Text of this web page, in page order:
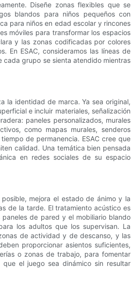
Diseñe zonas flexibles que se
blandos para niños pequeños con
para niños en edad escolar y rincones
móviles para transformar los espacios
y las zonas codificadas por colores
En ESAC, consideramos las líneas de
cada grupo se sienta atendido mientras
la identidad de marca. Ya sea original,
e incluir materiales, señalización
paneles personalizados, murales
como mapas murales, senderos
de permanencia. ESAC cree que
calidad. Una temática bien pensada
en redes sociales de su espacio
mejora el estado de ánimo y la
de la tarde. El tratamiento acústico es
de pared y el mobiliario blando
los adultos que los supervisan. La
de actividad y de descanso, y las
proporcionar asientos suficientes,
o zonas de trabajo, para fomentar
el juego sea dinámico sin resultar